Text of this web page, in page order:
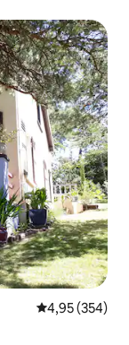
Classificação
4,95 (354)